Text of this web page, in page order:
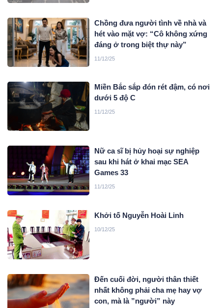
Chồng đưa người tình về nhà và
hét vào mặt vợ: “Cô không xứng
đáng ở trong biệt thự này”
11/12/25
Miền Bắc sắp đón rét đậm, có nơi
dưới 5 độ C
11/12/25
Nữ ca sĩ bị hủy hoại sự nghiệp
sau khi hát ở khai mạc SEA
Games 33
11/12/25
Khởi tố Nguyễn Hoài Linh
10/12/25
Đến cuối đời, người thân thiết
nhất không phải cha mẹ hay vợ
con, mà là ”người” này